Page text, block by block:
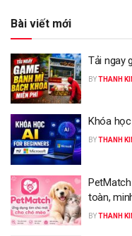
Bài viết mới
Tải ngay
BYTHANH
Khóa
BYTHANH
toàn,
BYTHANH